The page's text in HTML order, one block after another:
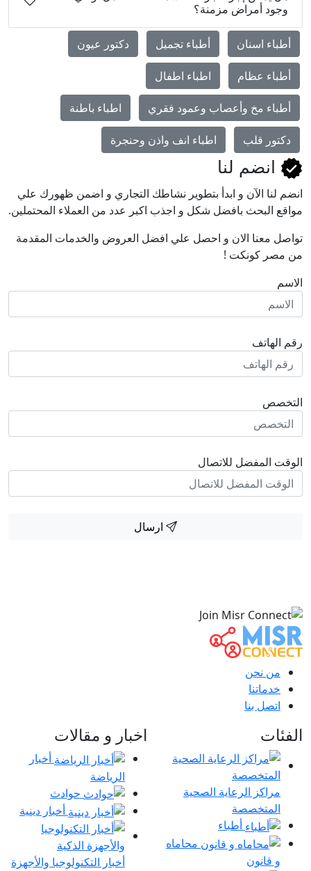
وجود أمراض مزمنة؟
أطباء اسنان أطباء تجميل دكتور عيون
أطباء عظام اطباء اطفال
أطباء مخ وأعصاب وعمود فقري اطباء باطنة
دكتور قلب اطباء انف واذن وحنجرة
انضم لنا
انضم لنا اﻵن و ابدأ بتطوير نشاطك التجاري و اضمن ظهورك علي
مواقع البحث بافضل شكل و اجذب اكبر عدد من العملاء المحتملين.
تواصل معنا الان و احصل علي افضل العروض والخدمات المقدمة
من مصر كونكت !
الاسم
رقم الهاتف
التخصص
الوقت المفضل للاتصال
ارسال
من نحن
خدماتنا
اتصل بنا
الفئات
مراكز الرعاية الصحية
المتخصصة
أطباء
محاماه
و قانون
اخبار و مقالات
أخبار
الرياضة
حوادث
أخبار دينية
أخبار التكنولوجيا والأجهزة